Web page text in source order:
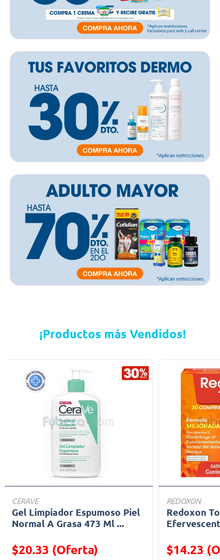
¡Productos más Vendidos!
CERAVE
Gel Limpiador Espumoso Piel
Normal A Grasa 473 Ml ...
$20.33 (Oferta)
REDOXON
Redoxon
$14.23